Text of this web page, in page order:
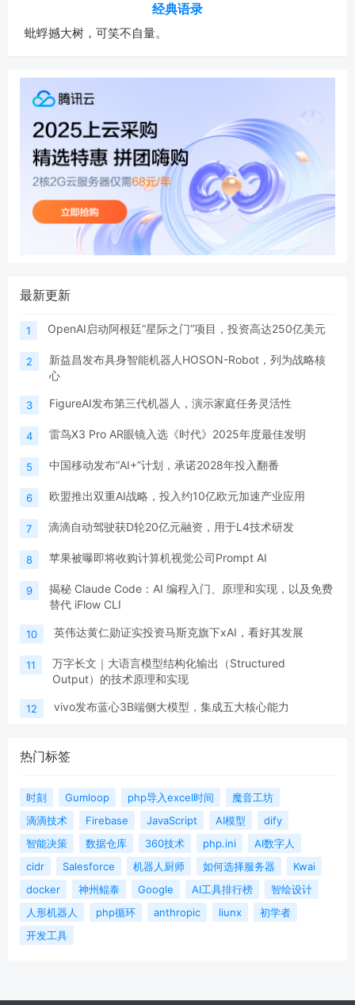
经典语录
蚍蜉撼大树，可笑不自量。
最新更新
1 OpenAI启动阿根廷“星际之门”项目，投资高达250亿美元
2
新益昌发布具身智能机器人HOSON-Robot，列为战略核
心
3 FigureAI发布第三代机器人，演示家庭任务灵活性
4 雷鸟X3 Pro AR眼镜入选《时代》2025年度最佳发明
5 中国移动发布“AI+”计划，承诺2028年投入翻番
6 欧盟推出双重AI战略，投入约10亿欧元加速产业应用
7 滴滴自动驾驶获D轮20亿元融资，用于L4技术研发
8 苹果被曝即将收购计算机视觉公司Prompt AI
9
揭秘 Claude Code：AI 编程入门、原理和实现，以及免费
替代 iFlow CLI
10 英伟达黄仁勋证实投资马斯克旗下xAI，看好其发展
11
万字长文｜大语言模型结构化输出（Structured
Output）的技术原理和实现
12 vivo发布蓝心3B端侧大模型，集成五大核心能力
热门标签
时刻 Gumloop php导入excel时间
魔音工坊
滴滴技术
Firebase JavaScript AI模型
dify
智能决策
数据仓库 360技术 php.ini
AI数字人
cidr
Salesforce 机器人厨师 如何选择服务器
Kwai
docker
神州鲲泰 Google AI工具排行榜
智绘设计
人形机器人
php循环 anthropic liunx
初学者
开发工具